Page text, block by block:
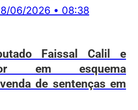
06/2026 • 08:38
Faissal Calil e
em esquema
de sentenças em